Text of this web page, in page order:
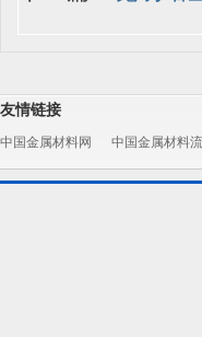
友情链接
中国金属材料网 中国金属材料